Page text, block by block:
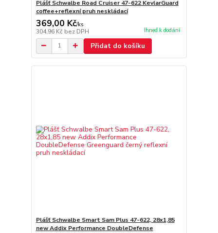
Plášť Schwalbe Road Cruiser 47-622 KevlarGuard
coffee+reflexní pruh neskládací
369,00 Kč/ks
304,96 Kč bez DPH Ihned k dodání
Přidat do košíku
Plášť Schwalbe Smart Sam Plus 47-622, 28x1,85
new Addix Performance DoubleDefense